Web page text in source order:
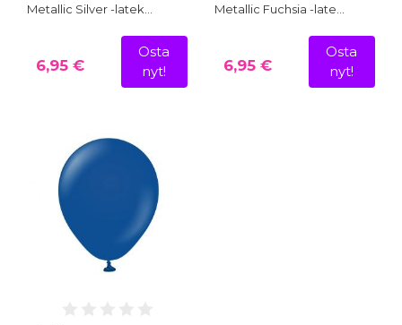
Metallic Silver -latek…
6,95 €
Osta
nyt!
Metallic Fuchsia -late…
6,95 €
Osta
nyt!